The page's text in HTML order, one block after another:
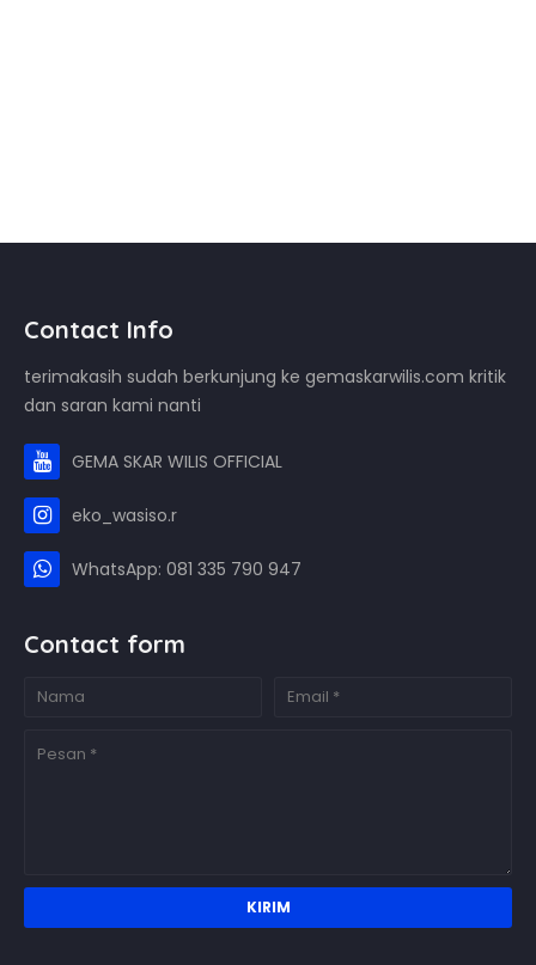
Contact Info
terimakasih sudah berkunjung ke gemaskarwilis.com kritik
dan saran kami nanti
GEMA SKAR WILIS OFFICIAL
eko_wasiso.r
WhatsApp: 081 335 790 947
Contact form